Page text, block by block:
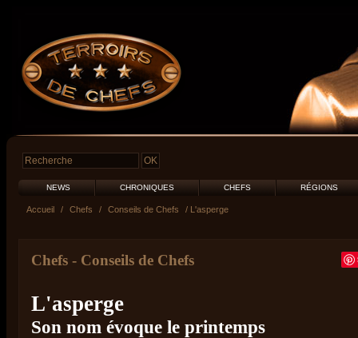
NEWS CHRONIQUES CHEFS RÉGIONS
Accueil / Chefs / Conseils de Chefs / L'asperge
Chefs - Conseils de Chefs
L'asperge
Son nom évoque le printemps